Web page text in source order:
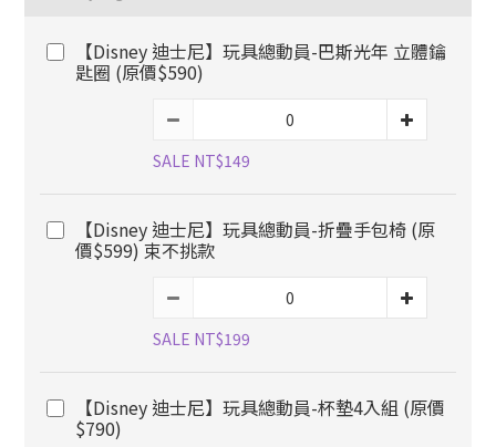
【Disney 迪士尼】玩具總動員-巴斯光年 立體鑰
匙圈 (原價$590)
SALE NT$149
【Disney 迪士尼】玩具總動員-折疊手包椅 (原
價$599) 束不挑款
SALE NT$199
【Disney 迪士尼】玩具總動員-杯墊4入組 (原價
$790)